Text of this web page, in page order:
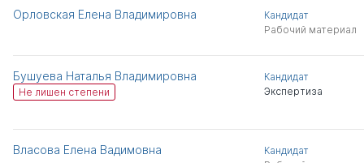
Орловская Елена Владимировна
Кандидат
Рабочий материал
Бушуева Наталья Владимировна
Не лишен степени
Кандидат
Экспертиза
Власова Елена Вадимовна
Кандидат